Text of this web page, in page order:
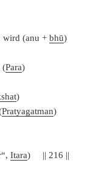
wird (anu +bhū)
(Para)
)
Pratyagatman)
Itara) || 216 ||